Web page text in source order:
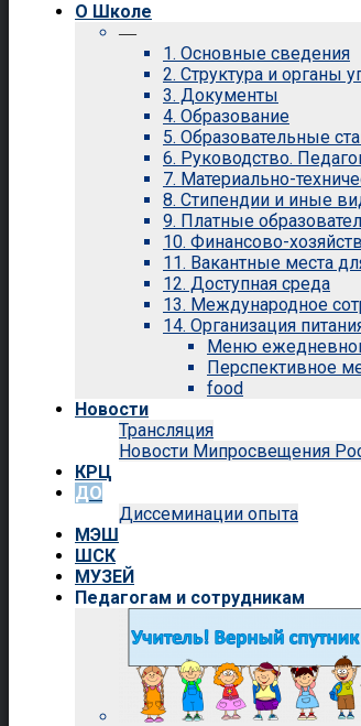
О Школе
—
1. Основные сведения
2. Структура и органы
3. Документы
4. Образование
5. Образовательные
6. Руководство.
7. Материально-
8. Стипендии и иные
9. Платные
10. Финансово-
11. Вакантные места
12. Доступная среда
13. Международное
14. Организация
Меню
Перспективное
food
Новости
Трансляция
Новости Мипросвещения
КРЦ
ДО
Диссеминации опыта
МЭШ
ШСК
МУЗЕЙ
Педагогам и сотрудникам